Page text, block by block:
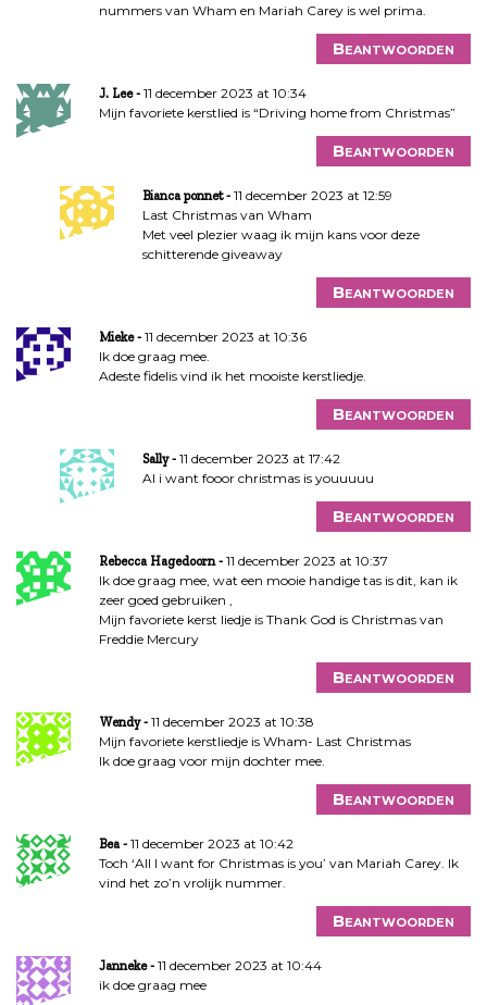
nummers van Wham en Mariah Carey is wel prima.
Beantwoorden
J. Lee
11 december 2023 at 10:34
Mijn favoriete kerstlied is “Driving home from Christmas”
Beantwoorden
Bianca ponnet
11 december 2023 at 12:59
Last Christmas van Wham
Met veel plezier waag ik mijn kans voor deze
schitterende giveaway
Beantwoorden
Mieke
11 december 2023 at 10:36
Ik doe graag mee.
Adeste fidelis vind ik het mooiste kerstliedje.
Beantwoorden
Sally
11 december 2023 at 17:42
Al i want fooor christmas is youuuuu
Beantwoorden
Rebecca Hagedoorn
11 december 2023 at 10:37
Ik doe graag mee, wat een mooie handige tas is dit, kan ik
zeer goed gebruiken ,
Mijn favoriete kerst liedje is Thank God is Christmas van
Freddie Mercury
Beantwoorden
Wendy
11 december 2023 at 10:38
Mijn favoriete kerstliedje is Wham- Last Christmas
Ik doe graag voor mijn dochter mee.
Beantwoorden
Bea
11 december 2023 at 10:42
Toch ‘All I want for Christmas is you’ van Mariah Carey. Ik
vind het zo’n vrolijk nummer.
Beantwoorden
Janneke
11 december 2023 at 10:44
ik doe graag mee